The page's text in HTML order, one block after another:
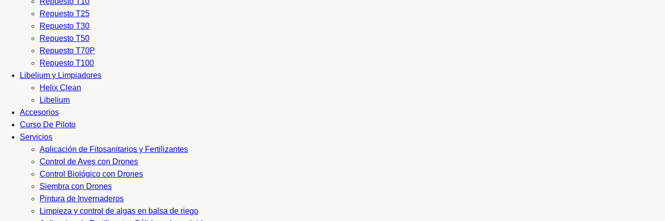
Repuesto T25
Repuesto T30
Repuesto T50
Repuesto T70P
Repuesto T100
Libelium y Limpiadores
Helix Clean
Libelium
Accesorios
Curso De Piloto
Servicios
Aplicación de Fitosanitarios y Fertilizantes
Control de Aves con Drones
Control Biológico con Drones
Siembra con Drones
Pintura de Invernaderos
Limpieza y control de algas en balsa de riego